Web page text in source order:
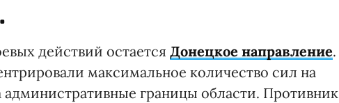
действий остается Донецкое направление.
максимальное количество сил на
границы области. Противник